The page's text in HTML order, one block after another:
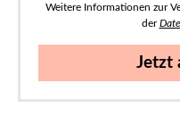
Weitere Informationen zur
der
Jetzt